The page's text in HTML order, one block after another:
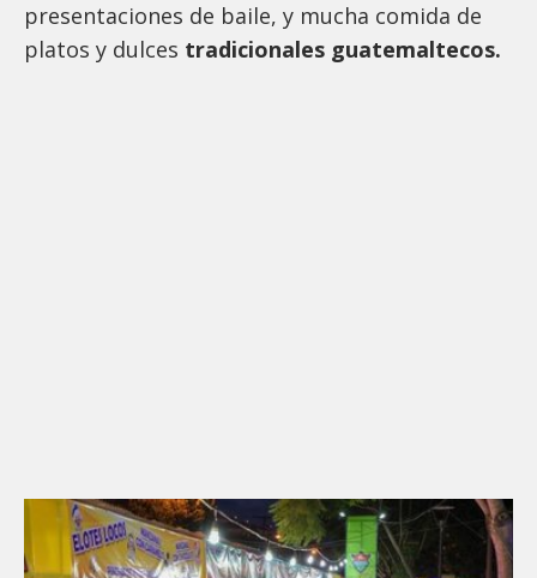
presentaciones de baile, y mucha comida de
platos y dulces tradicionales guatemaltecos.